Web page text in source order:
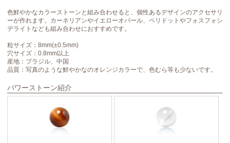
色鮮やかなカラーストーンと組み合わせると、個性あるデザインのアクセサリ
ーが作れます。カーネリアンやイエローオパール、ペリドットやフォスフォシ
デライトなども組み合わせにおすすめです。
粒サイズ：8mm(±0.5mm)
穴サイズ：0.8mm以上
産地：ブラジル、中国
品質：写真のような鮮やかなのオレンジカラーで、色むら等も少ないです。
パワーストーン紹介